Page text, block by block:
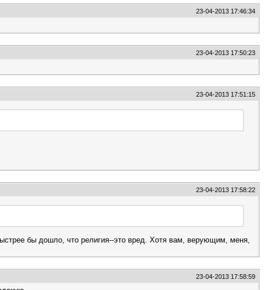
23-04-2013 17:46:34
23-04-2013 17:50:23
23-04-2013 17:51:15
23-04-2013 17:58:22
бы дошло, что религия--это вред. Хотя вам, верующим, меня,
23-04-2013 17:58:59